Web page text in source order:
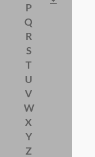
P
Q
R
S
T
U
V
W
X
Y
Z